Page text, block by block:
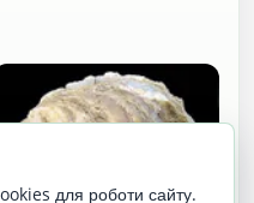
для роботи сайту.